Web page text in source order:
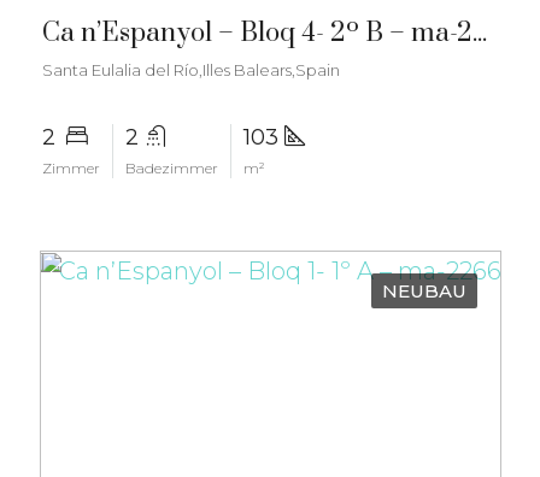
Ca n’Espanyol – Bloq 4- 2º B – ma-2270
Santa Eulalia del Río,Illes Balears,Spain
2
Zimmer
2
Badezimmer
103
m²
NEUBAU